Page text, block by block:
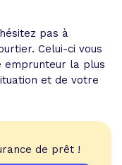
pas à
Celui-ci vous
emprunteur la plus
et de votre
de prêt !